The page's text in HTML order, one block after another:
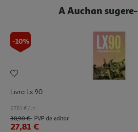
A Auchan
-10%
Livro Lx 90
27.81 €/un
30,90 € PVP de editor
27,81 €